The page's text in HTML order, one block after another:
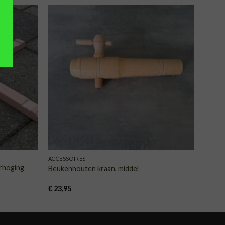
ACCESSOIRES
Beukenhouten kraan, middel
€23,95